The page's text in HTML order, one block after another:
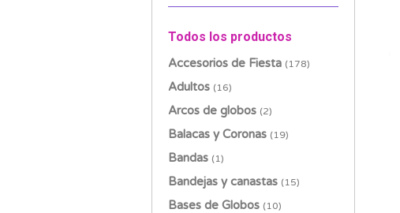
Todos los productos
Accesorios de Fiesta (178)
Adultos (16)
Arcos de globos (2)
Balacas y Coronas (19)
Bandas (1)
Bandejas y canastas (15)
Bases de Globos (10)